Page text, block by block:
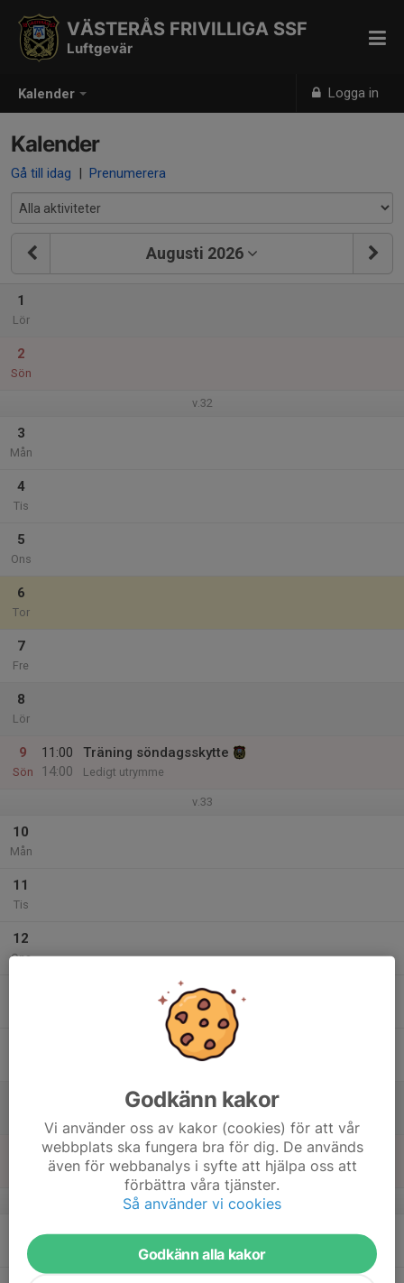
Kalender Logga in
VÄSTERÅS FRIVILLIGA SSF
Luftgevär
Kalender
Gå till idag | Prenumerera
Augusti 2026
1
Lör
2
Sön
v.32
3
Mån
4
Tis
5
Ons
6
Tor
7
Fre
8
Lör
9
Sön
11:00
14:00
Träning söndagsskytte
Ledigt utrymme
v.33
10
Mån
11
Tis
12
Ons
v.34
Mån
Godkänn kakor
Vi använder oss av kakor (cookies) för att vår
webbplats ska fungera bra för dig. De används
även för webbanalys i syfte att hjälpa oss att
förbättra våra tjänster.
Så använder vi cookies
Godkänn alla kakor